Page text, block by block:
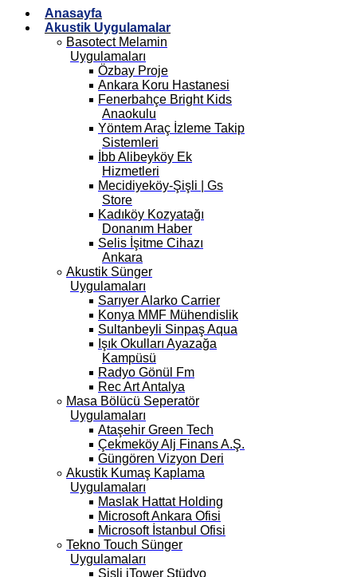
Anasayfa
Akustik Uygulamalar
Basotect Melamin
Uygulamaları
Özbay Proje
Ankara Koru Hastanesi
Fenerbahçe Bright Kids
Anaokulu
Yöntem Araç İzleme Takip
Sistemleri
İbb Alibeyköy Ek
Hizmetleri
Mecidiyeköy-Şişli | Gs
Store
Kadıköy Kozyatağı
Donanım Haber
Selis İşitme Cihazı
Ankara
Akustik Sünger
Uygulamaları
Sarıyer Alarko Carrier
Konya MMF Mühendislik
Sultanbeyli Sinpaş Aqua
Işık Okulları Ayazağa
Kampüsü
Radyo Gönül Fm
Rec Art Antalya
Masa Bölücü Seperatör
Uygulamaları
Ataşehir Green Tech
Çekmeköy Alj Finans A.Ş.
Güngören Vizyon Deri
Akustik Kumaş Kaplama
Uygulamaları
Maslak Hattat Holding
Microsoft Ankara Ofisi
Microsoft İstanbul Ofisi
Tekno Touch Sünger
Uygulamaları
Şişli iTower Stüdyo